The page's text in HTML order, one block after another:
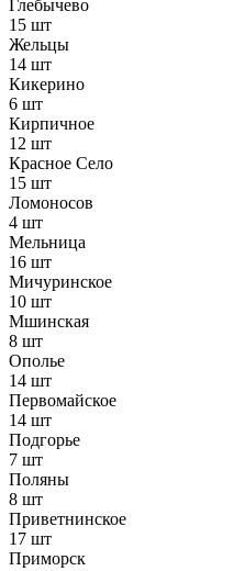
Глебычево
15 шт
Жельцы
14 шт
Кикерино
6 шт
Кирпичное
12 шт
Красное Село
15 шт
Ломоносов
4 шт
Мельница
16 шт
Мичуринское
10 шт
Мшинская
8 шт
Ополье
14 шт
Первомайское
14 шт
Подгорье
7 шт
Поляны
8 шт
Приветнинское
17 шт
Приморск